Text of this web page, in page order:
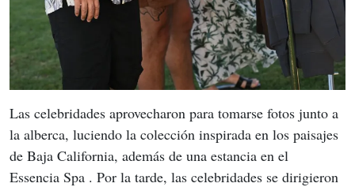
Las celebridades aprovecharon para tomarse fotos junto a
la alberca, luciendo la colección inspirada en los paisajes
de Baja California, además de una estancia en el
Essencia Spa . Por la tarde, las celebridades se dirigieron